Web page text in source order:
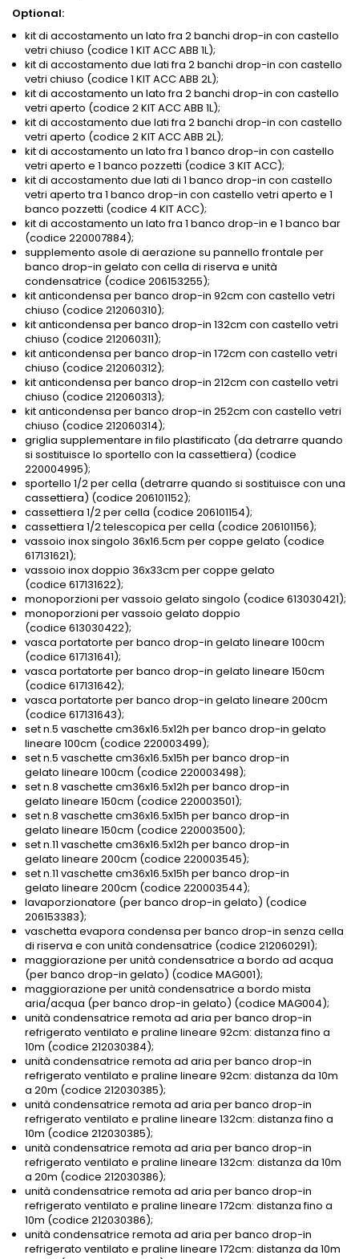
Optional:
kit di accostamento un lato fra 2 banchi drop-in con castello
vetri chiuso (codice 1 KIT ACC ABB 1L);
kit di accostamento due lati fra 2 banchi drop-in con castello
vetri chiuso (codice 1 KIT ACC ABB 2L);
kit di accostamento un lato fra 2 banchi drop-in con castello
vetri aperto (codice 2 KIT ACC ABB 1L);
kit di accostamento due lati fra 2 banchi drop-in con castello
vetri aperto (codice 2 KIT ACC ABB 2L);
kit di accostamento un lato fra 1 banco drop-in con castello
vetri aperto e 1 banco pozzetti (codice 3 KIT ACC);
kit di accostamento due lati di 1 banco drop-in con castello
vetri aperto tra 1 banco drop-in con castello vetri aperto e 1
banco pozzetti (codice 4 KIT ACC);
kit di accostamento un lato fra 1 banco drop-in e 1 banco bar
(codice 220007884);
supplemento asole di aerazione su pannello frontale per
banco drop-in gelato con cella di riserva e unità
condensatrice (codice 206153255);
kit anticondensa per banco drop-in 92cm con castello vetri
chiuso (codice 212060310);
kit anticondensa per banco drop-in 132cm con castello vetri
chiuso (codice 212060311);
kit anticondensa per banco drop-in 172cm con castello vetri
chiuso (codice 212060312);
kit anticondensa per banco drop-in 212cm con castello vetri
chiuso (codice 212060313);
kit anticondensa per banco drop-in 252cm con castello vetri
chiuso (codice 212060314);
griglia supplementare in filo plastificato (da detrarre quando
si sostituisce lo sportello con la cassettiera) (codice
220004995);
sportello 1/2 per cella (detrarre quando si sostituisce con una
cassettiera) (codice 206101152);
cassettiera 1/2 per cella (codice 206101154);
cassettiera 1/2 telescopica per cella (codice 206101156);
vassoio inox singolo 36x16.5cm per coppe gelato (codice
617131621);
vassoio inox doppio 36x33cm per coppe gelato
(codice 617131622);
monoporzioni per vassoio gelato singolo (codice 613030421);
monoporzioni per vassoio gelato doppio
(codice 613030422);
vasca portatorte per banco drop-in gelato lineare 100cm
(codice 617131641);
vasca portatorte per banco drop-in gelato lineare 150cm
(codice 617131642);
vasca portatorte per banco drop-in gelato lineare 200cm
(codice 617131643);
set n.5 vaschette cm36x16.5x12h per banco drop-in gelato
lineare 100cm (codice 220003499);
set n.5 vaschette cm36x16.5x15h per banco drop-in
gelato lineare 100cm (codice 220003498);
set n.8 vaschette cm36x16.5x12h per banco drop-in
gelato lineare 150cm (codice 220003501);
set n.8 vaschette cm36x16.5x15h per banco drop-in
gelato lineare 150cm (codice 220003500);
set n.11 vaschette cm36x16.5x12h per banco drop-in
gelato lineare 200cm (codice 220003545);
set n.11 vaschette cm36x16.5x15h per banco drop-in
gelato lineare 200cm (codice 220003544);
lavaporzionatore (per banco drop-in gelato) (codice
206153383);
vaschetta evapora condensa per banco drop-in senza cella
di riserva e con unità condensatrice (codice 212060291);
maggiorazione per unità condensatrice a bordo ad acqua
(per banco drop-in gelato) (codice MAG001);
maggiorazione per unità condensatrice a bordo mista
aria/acqua (per banco drop-in gelato) (codice MAG004);
unità condensatrice remota ad aria per banco drop-in
refrigerato ventilato e praline lineare 92cm: distanza fino a
10m (codice 212030384);
unità condensatrice remota ad aria per banco drop-in
refrigerato ventilato e praline lineare 92cm: distanza da 10m
a 20m (codice 212030385);
unità condensatrice remota ad aria per banco drop-in
refrigerato ventilato e praline lineare 132cm: distanza fino a
10m (codice 212030385);
unità condensatrice remota ad aria per banco drop-in
refrigerato ventilato e praline lineare 132cm: distanza da 10m
a 20m (codice 212030386);
unità condensatrice remota ad aria per banco drop-in
refrigerato ventilato e praline lineare 172cm: distanza fino a
10m (codice 212030386);
unità condensatrice remota ad aria per banco drop-in
refrigerato ventilato e praline lineare 172cm: distanza da 10m